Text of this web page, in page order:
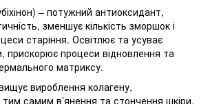
– потужний антиоксидант,
зменшує кількість зморшок і
старіння. Освітлює та усуває
прискорює процеси відновлення та
матриксу.
вироблення колагену,
самим в’янення та стончення шкіри.